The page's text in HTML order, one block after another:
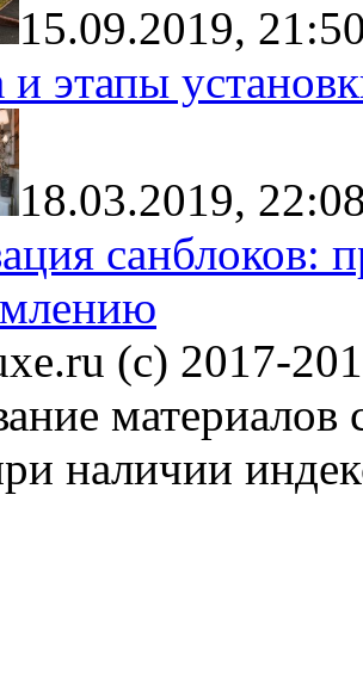
15.09.2019,
этапы
18.03.2019,
санблоков:
(c) 2017-
материалов
наличии